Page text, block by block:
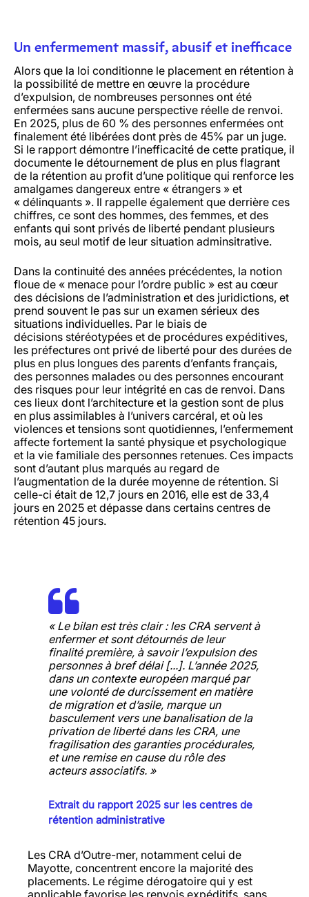
Un enfermement massif, abusif et inefficace
Alors que la loi conditionne le placement en rétention à
la possibilité de mettre en œuvre la procédure
d’expulsion, de nombreuses personnes ont été
enfermées sans aucune perspective réelle de renvoi.
En 2025, plus de 60 % des personnes enfermées ont
finalement été libérées dont près de 45% par un juge.
Si le rapport démontre l’inefficacité de cette pratique, il
documente le détournement de plus en plus flagrant
de la rétention au profit d’une politique qui renforce les
amalgames dangereux entre « étrangers » et
« délinquants ». Il rappelle également que derrière ces
chiffres, ce sont des hommes, des femmes, et des
enfants qui sont privés de liberté pendant plusieurs
mois, au seul motif de leur situation adminsitrative.
Dans la continuité des années précédentes, la notion
floue de « menace pour l’ordre public » est au cœur
des décisions de l’administration et des juridictions, et
prend souvent le pas sur un examen sérieux des
situations individuelles. Par le biais de
décisions stéréotypées et de procédures expéditives,
les préfectures ont privé de liberté pour des durées de
plus en plus longues des parents d’enfants français,
des personnes malades ou des personnes encourant
des risques pour leur intégrité en cas de renvoi. Dans
ces lieux dont l’architecture et la gestion sont de plus
en plus assimilables à l’univers carcéral, et où les
violences et tensions sont quotidiennes, l’enfermement
affecte fortement la santé physique et psychologique
et la vie familiale des personnes retenues. Ces impacts
sont d’autant plus marqués au regard de
l’augmentation de la durée moyenne de rétention. Si
celle-ci était de 12,7 jours en 2016, elle est de 33,4
jours en 2025 et dépasse dans certains centres de
rétention 45 jours.
« Le bilan est très clair : les CRA servent à
enfermer et sont détournés de leur
finalité première, à savoir l’expulsion des
personnes à bref délai [...]. L’année 2025,
dans un contexte européen marqué par
une volonté de durcissement en matière
de migration et d’asile, marque un
basculement vers une banalisation de la
privation de liberté dans les CRA, une
fragilisation des garanties procédurales,
et une remise en cause du rôle des
acteurs associatifs. »
Extrait du rapport 2025 sur les centres de
rétention administrative
Les CRA d’Outre-mer, notamment celui de
Mayotte, concentrent encore la majorité des
placements. Le régime dérogatoire qui y est
applicable favorise les renvois expéditifs, sans